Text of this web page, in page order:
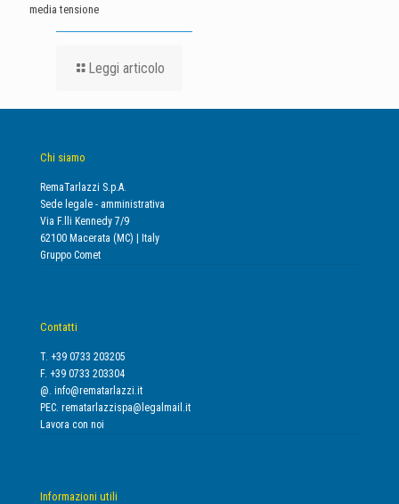
media tensione
Leggi articolo
Chi siamo
RemaTarlazzi S.p.A.
Sede legale - amministrativa
Via F.lli Kennedy 7/9
62100 Macerata (MC) | Italy
Gruppo Comet
Contatti
T. +39 0733 203205
F. +39 0733 203304
@. info@rematarlazzi.it
PEC. rematarlazzispa@legalmail.it
Lavora con noi
Informazioni utili